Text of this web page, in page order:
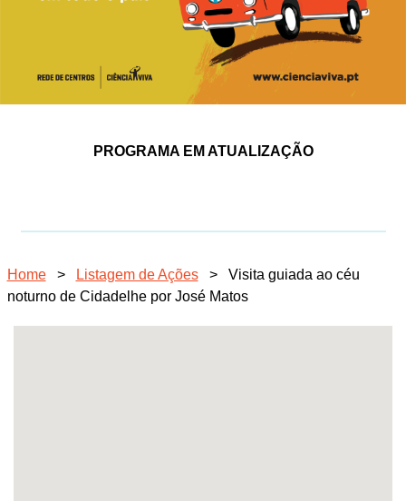
PROGRAMA EM ATUALIZAÇÃO
Home > Listagem de Ações >
Visita guiada ao céu
noturno de Cidadelhe por José Matos